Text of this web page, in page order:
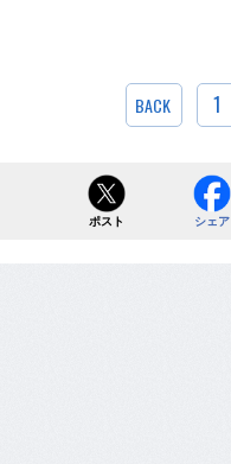
BACK 1
ポスト シェア